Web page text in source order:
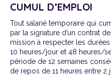
CUMUL D’EMPLOI
Tout salarié temporaire qui
par la signature d’un contrat
mission à respecter les
10 heures/jour et 48 heures/
période de 12 semaines
de repos de 11 heures entre 2